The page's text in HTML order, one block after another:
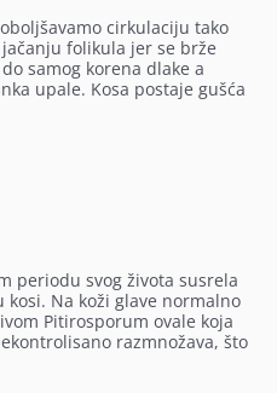
cirkulaciju tako
folikula jer se brže
samog korena dlake a
upale. Kosa postaje gušća
periodu svog života susrela
Na koži glave normalno
Pitirosporum ovale koja
razmnožava, što